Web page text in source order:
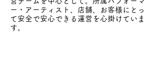
ー・アーティスト、店舗、お客様にとっ
て安全で安心できる運営を心掛けていま
す。